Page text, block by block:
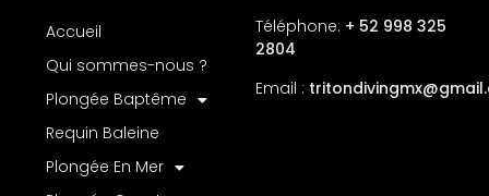
Accueil
Qui sommes-nous ?
Plongée Baptême
Requin Baleine
Plongée En Mer
Téléphone: + 52 998 325
2804
Email : tritondivingmx